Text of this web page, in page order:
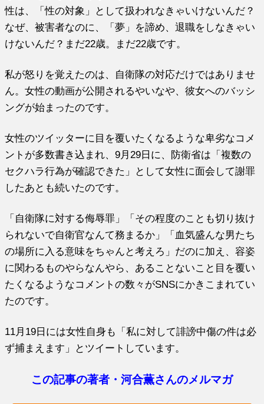
性は、「性の対象」として扱われなきゃいけないんだ？
なぜ、被害者なのに、「夢」を諦め、退職をしなきゃい
けないんだ？まだ22歳。まだ22歳です。
私が怒りを覚えたのは、自衛隊の対応だけではありませ
ん。女性の動画が公開されるやいなや、彼女へのバッシ
ングが始まったのです。
女性のツイッターに目を覆いたくなるような卑劣なコメ
ントが多数書き込まれ、9月29日に、防衛省は「複数の
セクハラ行為が確認できた」として女性に面会して謝罪
したあとも続いたのです。
「自衛隊に対する侮辱罪」「その程度のことも切り抜け
られないで自衛官なんて務まるか」「血気盛んな男たち
の場所に入る意味をちゃんと考えろ」だのに加え、容姿
に関わるものやらなんやら、あることないこと目を覆い
たくなるようなコメントの数々がSNSにかきこまれてい
たのです。
11月19日には女性自身も「私に対して誹謗中傷の件は必
ず捕まえます」とツイートしています。
この記事の著者・河合薫さんのメルマガ